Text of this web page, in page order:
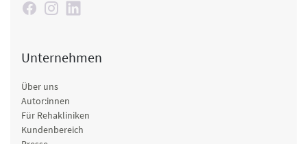
Unternehmen
Über uns
Autor:innen
Für Rehakliniken
Kundenbereich